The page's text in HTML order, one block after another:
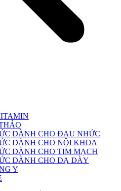
DÀNH CHO ĐAU NHỨC
DÀNH CHO NỘI KHOA
DÀNH CHO TIM MẠCH
DÀNH CHO DẠ DÀY
Y